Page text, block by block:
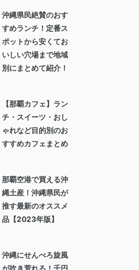
沖縄県民絶賛のおす
すめランチ！定番ス
ポットから安くてお
いしい穴場まで地域
別にまとめて紹介！
【那覇カフェ】ラン
チ・スイーツ・おし
ゃれなど目的別のお
すすめカフェまとめ
那覇空港で買える沖
縄土産！沖縄県民が
推す最新のオススメ
品【2023年版】
沖縄にせんべろ旋風